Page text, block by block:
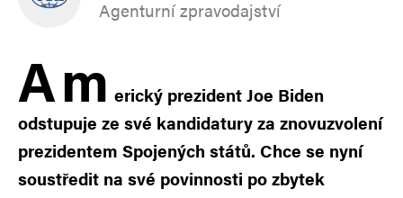
Agenturní zpravodajství
Am erický prezident Joe Biden
odstupuje ze své kandidatury za znovuzvolení
prezidentem Spojených států. Chce se nyní
soustředit na své povinnosti po zbytek